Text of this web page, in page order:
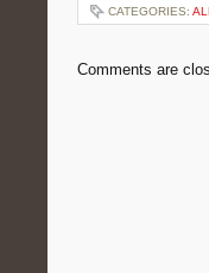
CATEGORIES:
Comments are